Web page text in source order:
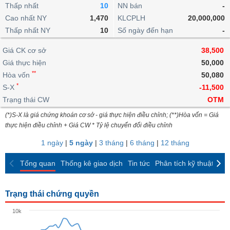
lỗ
dịch
nội
Niên
giám
Tài
liệu
cổ
Định
giá
ngoài
doanh
Top
cổ
phiếu
ngành
giao
dịch
dịch
Chứng
quyền
quan
Thống
giao
dịch
Thống
giao
dịch
Tin
tức
Phân
tích
kỹ
thuật
trực
tuyến
Bộ
lọc
cổ
So
sánh
Báo
cáo
Vĩ
mô
lai
Chứng
quyền
Trái
phiếu
IR
Awards
tạo
Dịch
vụ
Thấp nhất
10
Cao nhất NY
1,470
Thấp nhất NY
10
NN bán
-
KLCPLH
20,000,000
Số ngày đến hạn
-
Giá CK cơ sở
38,500
Giá thực hiện
50,000
Hòa vốn **
50,080
S-X *
-11,500
Trạng thái CW
OTM
(*)S-X là giá chứng khoán cơ sở - giá thực hiện điều chỉnh; (**)Hòa vốn = Giá
thực hiện điều chỉnh + Giá CW * Tỷ lệ chuyển đổi điều chỉnh
1 ngày| 5 ngày| 3 tháng | 6 tháng | 12 tháng
Tổng quan Thống kê giao dịch Tin tức Phân tích kỹ thuật
Trạng thái chứng quyền
10k
BẤT
ĐỘNG
SẢN
TÀI
CHÍNH
HÀNG
KINH